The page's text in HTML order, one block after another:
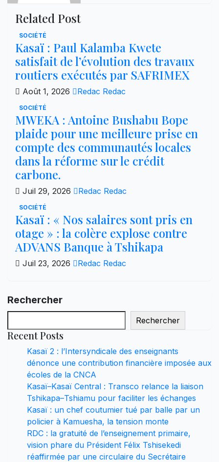
Related Post
SOCIÉTÉ
Kasaï : Paul Kalamba Kwete
satisfait de l’évolution des travaux
routiers exécutés par SAFRIMEX
Août 1, 2026 Redac Redac
SOCIÉTÉ
MWEKA : Antoine Bushabu Bope
plaide pour une meilleure prise en
compte des communautés locales
dans la réforme sur le crédit
carbone.
Juil 29, 2026 Redac Redac
SOCIÉTÉ
Kasaï : « Nos salaires sont pris en
otage » : la colère explose contre
ADVANS Banque à Tshikapa
Juil 23, 2026 Redac Redac
Rechercher
Rechercher
Recent Posts
Kasaï 2 : l’Intersyndicale des enseignants
dénonce une contribution financière imposée aux
écoles de la CNCA
Kasaï–Kasaï Central : Transco relance la liaison
Tshikapa–Tshiamu pour faciliter les échanges
Kasaï : un chef coutumier tué par balle par un
policier à Kamuesha, la tension monte
RDC : la gratuité de l’enseignement primaire,
vision phare du Président Félix Tshisekedi
réaffirmée par une circulaire du Secrétaire